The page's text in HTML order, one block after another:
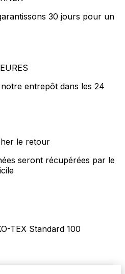
30 jours pour un
entrepôt dans les 24
le retour
seront récupérées par le
TEX Standard 100